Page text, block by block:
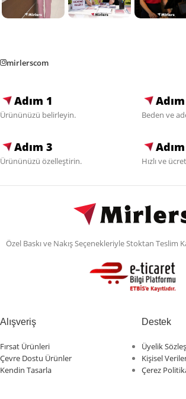
mirlerscom
Adım 1
Ürününüzü belirleyin. Beden ve
Adım 3
Ürününüzü özelleştirin. Hızlı ve
Özel Baskı ve Nakış Seçenekleriyle Stoktan Teslim
Alışveriş
Fırsat Ürünleri
Çevre Dostu Ürünler
Kendin Tasarla
Destek
Üyelik
Kişisel
Çerez